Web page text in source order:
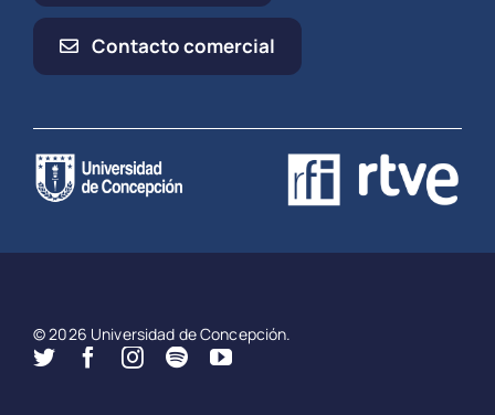
Contacto comercial
© 2026 Universidad de Concepción.